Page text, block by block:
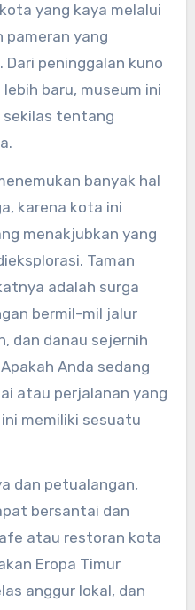
yang kaya melalui
yang
Dari peninggalan kuno
baru, museum ini
sekilas tentang
banyak hal
karena kota ini
menakjubkan yang
Taman
adalah surga
bermil-mil jalur
dan danau sejernih
Anda sedang
atau perjalanan yang
memiliki sesuatu
dan petualangan,
bersantai dan
atau restoran kota
Eropa Timur
anggur lokal, dan